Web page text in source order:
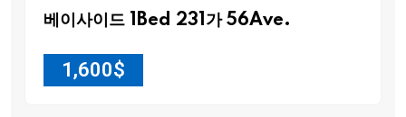
베이사이드 1Bed 231가 56Ave.
1,600$